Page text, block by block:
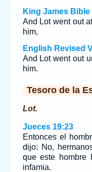
King James Bible
And Lot went out
him,
English Revised
And Lot went out
him.
Tesoro de la
Lot.
Jueces 19:23
Entonces el
dijo: No,
que este hombre
infamia.